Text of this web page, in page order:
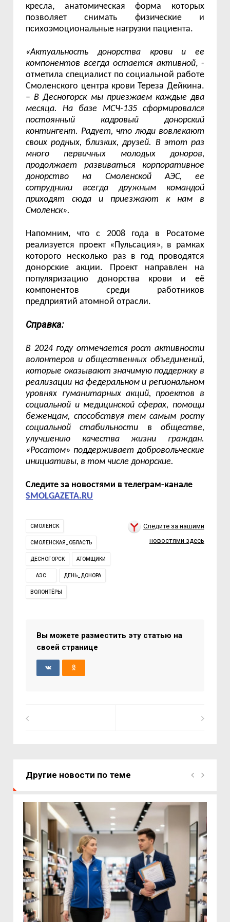
кресла, анатомическая форма которых
позволяет снимать физические и
психоэмоциональные нагрузки пациента.
«Актуальность донорства крови и ее
компонентов всегда остается активной, -
отметила специалист по социальной работе
Смоленского центра крови Тереза Дейкина.
–В Десногорск мы приезжаем каждые два
месяца. На базе МСЧ-135 сформировался
постоянный кадровый донорский
контингент. Радует, что люди вовлекают
своих родных, близких, друзей. В этот раз
много первичных молодых доноров,
продолжает развиваться корпоративное
донорство на Смоленской АЭС, ее
сотрудники всегда дружным командой
приходят сюда и приезжают к нам в
Смоленск».
Напомним, что с 2008 года в Росатоме
реализуется проект «Пульсация», в рамках
которого несколько раз в год проводятся
донорские акции. Проект направлен на
популяризацию донорства крови и её
компонентов среди работников
предприятий атомной отрасли.
Справка:
В 2024 году отмечается рост активности
волонтеров и общественных объединений,
которые оказывают значимую поддержку в
реализации на федеральном и региональном
уровнях гуманитарных акций, проектов в
социальной и медицинской сферах, помощи
беженцам, способствуя тем самым росту
социальной стабильности в обществе,
улучшению качества жизни граждан.
«Росатом» поддерживает добровольческие
инициативы, в том числе донорские.
Следите за новостями в телеграм-канале
SMOLGAZETA.RU
СМОЛЕНСК
СМОЛЕНСКАЯ_ОБЛАСТЬ
ДЕСНОГОРСК АТОМЩИКИ
АЭС ДЕНЬ_ДОНОРА
ВОЛОНТЁРЫ
Следите за нашими
новостями здесь
Вы можете разместить эту статью на
своей странице
Другие новости по теме